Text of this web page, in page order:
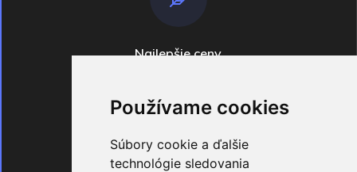
Používame cookies
Súbory cookie a ďalšie
technológie sledovania
Najlepšie ceny